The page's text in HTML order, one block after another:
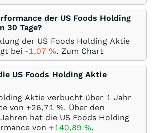
der US Foods Holding
30 Tage?
der US Foods Holding Aktie
bei -1,07 %. Zum Chart
US Foods Holding Aktie
Aktie verbucht über 1 Jahr
von +26,71 %. Über den
hat die US Foods Holding
von +140,89 %.